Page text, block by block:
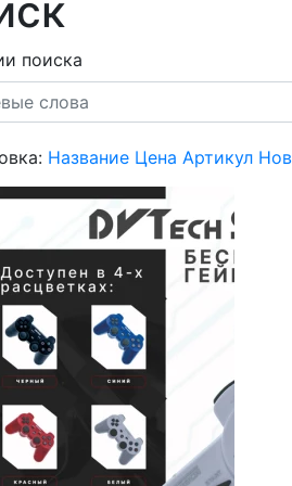
поиска
Название Цена Артикул